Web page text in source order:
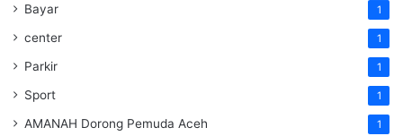
Bayar 1
center 1
Parkir 1
Sport 1
AMANAH Dorong Pemuda Aceh 1